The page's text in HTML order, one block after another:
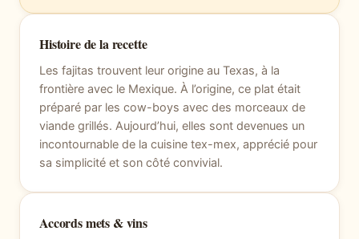
Histoire de la recette
Les fajitas trouvent leur origine au Texas, à la
frontière avec le Mexique. À l’origine, ce plat était
préparé par les cow-boys avec des morceaux de
viande grillés. Aujourd’hui, elles sont devenues un
incontournable de la cuisine tex-mex, apprécié pour
sa simplicité et son côté convivial.
Accords mets & vins